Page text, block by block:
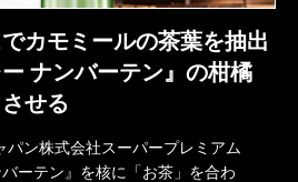
カモミールの茶葉を抽出
ナンバーテン』の柑橘
せる
パン株式会社スーパープレミアム
ーテン』を核に「お茶」を合わ